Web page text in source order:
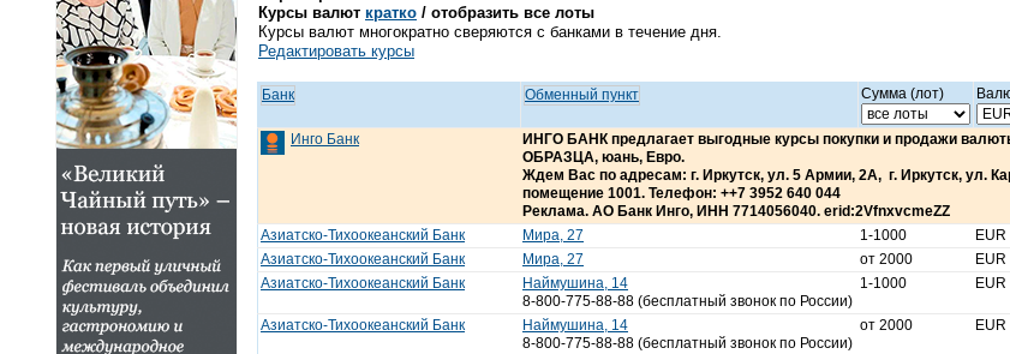
Курсы валют кратко / отобразить все лоты
Курсы валют многократно сверяются с банками в течение дня.
Редактировать курсы
Банк Обменный пункт Сумма (лот)
Инго Банк
ИНГО БАНК предлагает выгодные курсы покупки и продажи
ОБРАЗЦА, юань, Евро.
Ждем Вас по адресам: г. Иркутск, ул. 5 Армии, 2А, г. Иркутск, ул.
помещение 1001. Телефон: ++7 3952 640 044
Реклама. АО Банк Инго, ИНН 7714056040. erid:2VfnxvcmeZZ
Азиатско-Тихоокеанский Банк
Мира, 27 1-1000 EUR
Азиатско-Тихоокеанский Банк
Мира, 27 от 2000 EUR
Азиатско-Тихоокеанский Банк
Наймушина, 14
8-800-775-88-88 (бесплатный звонок по России)
1-1000 EUR
Азиатско-Тихоокеанский Банк
Наймушина, 14
8-800-775-88-88 (бесплатный звонок по России)
от 2000 EUR